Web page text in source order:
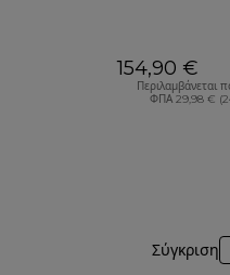
154,90 €
Περιλαμβάνεται
ΦΠΑ 29,98 €
Σύγκριση